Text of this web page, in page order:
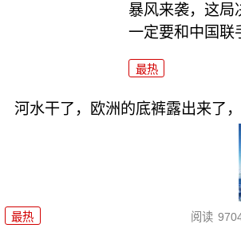
暴风来袭，这局
一定要和中国联
最热
河水干了，欧洲的底裤露出来了，
最热 阅读